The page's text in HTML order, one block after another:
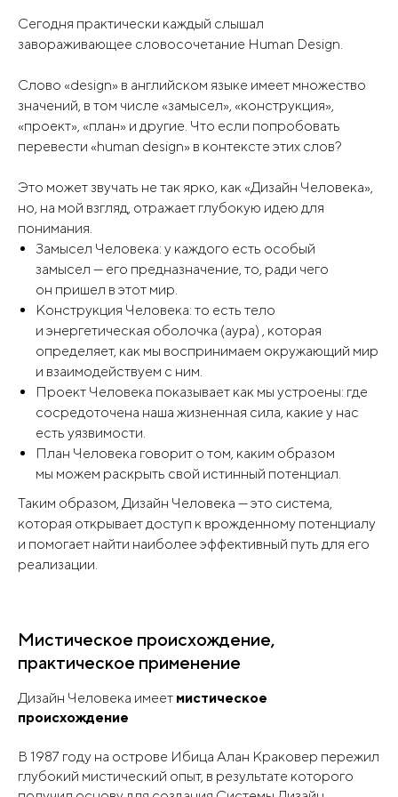
Сегодня практически каждый слышал
завораживающее словосочетание Human Design.
Слово «design» в английском языке имеет множество
значений, в том числе «замысел», «конструкция»,
«проект», «план» и другие. Что если попробовать
перевести «human design» в контексте этих слов?
Это может звучать не так ярко, как «Дизайн Человека»,
но, на мой взгляд, отражает глубокую идею для
понимания.
Замысел Человека: у каждого есть особый
замысел — его предназначение, то, ради чего
он пришел в этот мир.
Конструкция Человека: то есть тело
и энергетическая оболочка (аура) , которая
определяет, как мы воспринимаем окружающий мир
и взаимодействуем с ним.
Проект Человека показывает как мы устроены: где
сосредоточена наша жизненная сила, какие у нас
есть уязвимости.
План Человека говорит о том, каким образом
мы можем раскрыть свой истинный потенциал.
Таким образом, Дизайн Человека — это система,
которая открывает доступ к врожденному потенциалу
и помогает найти наиболее эффективный путь для его
реализации.
Мистическое происхождение,
практическое применение
Дизайн Человека имеет мистическое
происхождение
В 1987 году на острове Ибица Алан Краковер пережил
глубокий мистический опыт, в результате которого